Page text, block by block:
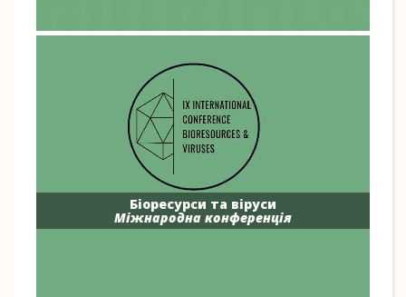
Біоресурси та віруси
Міжнародна конференція